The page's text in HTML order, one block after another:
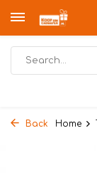
Back Home